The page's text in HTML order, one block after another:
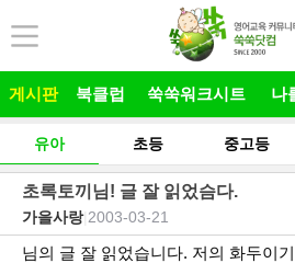
게시판 북클럽 쑥쑥워크시트 나
유아 초등 중고등
초록토끼님! 글 잘 읽었슴다.
가을사랑| 2003-03-21
님의 글 잘 읽었습니다. 저의 화두이